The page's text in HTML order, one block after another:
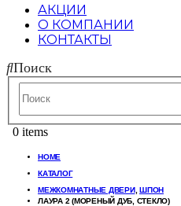
АКЦИИ
О КОМПАНИИ
КОНТАКТЫ
Поиск
0 items
HOME
КАТАЛОГ
МЕЖКОМНАТНЫЕ ДВЕРИ, ШПОН
ЛАУРА 2 (МОРЕНЫЙ ДУБ, СТЕКЛО)